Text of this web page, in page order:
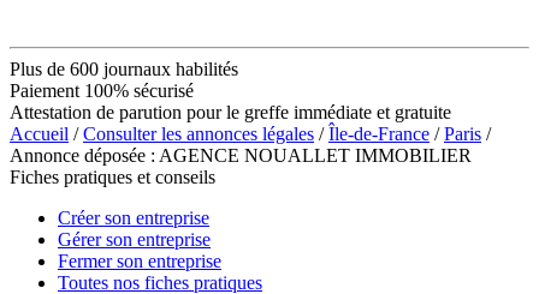
Plus de 600 journaux habilités
Paiement 100% sécurisé
Attestation de parution pour le greffe immédiate et gratuite
Accueil /Consulter les annonces légales /Île-de-France /Paris /
Annonce déposée : AGENCE NOUALLET IMMOBILIER
Fiches pratiques et conseils
Créer son entreprise
Gérer son entreprise
Fermer son entreprise
Toutes nos fiches pratiques